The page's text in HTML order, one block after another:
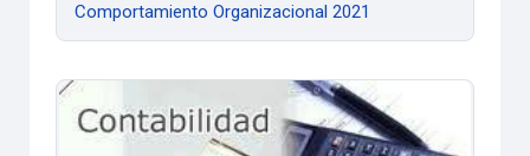
Comportamiento Organizacional 2021
Contabilidad Basica 2021